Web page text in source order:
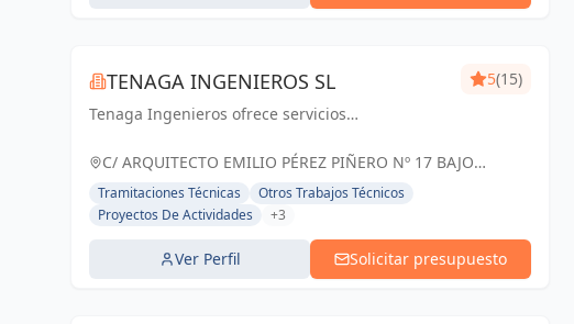
TENAGA INGENIEROS SL
Tenaga Ingenieros ofrece servicios
mejorar la eficiencia energética y reducir costos
5(15)
C/ ARQUITECTO EMILIO PÉREZ PIÑERO Nº 17 BAJO
MURCIA, España
Tramitaciones Técnicas
Otros Trabajos Técnicos
Proyectos De Actividades
+3
Ver Perfil Solicitar presupuesto